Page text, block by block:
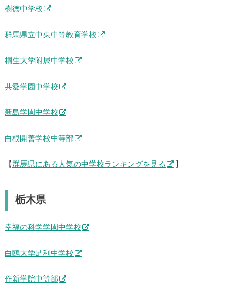
樹徳中学校
群馬県立中央中等教育学校
桐生大学附属中学校
共愛学園中学校
新島学園中学校
白根開善学校中等部
【 群馬県にある人気の中学校ランキングを見る 】
栃木県
幸福の科学学園中学校
白鴎大学足利中学校
作新学院中等部